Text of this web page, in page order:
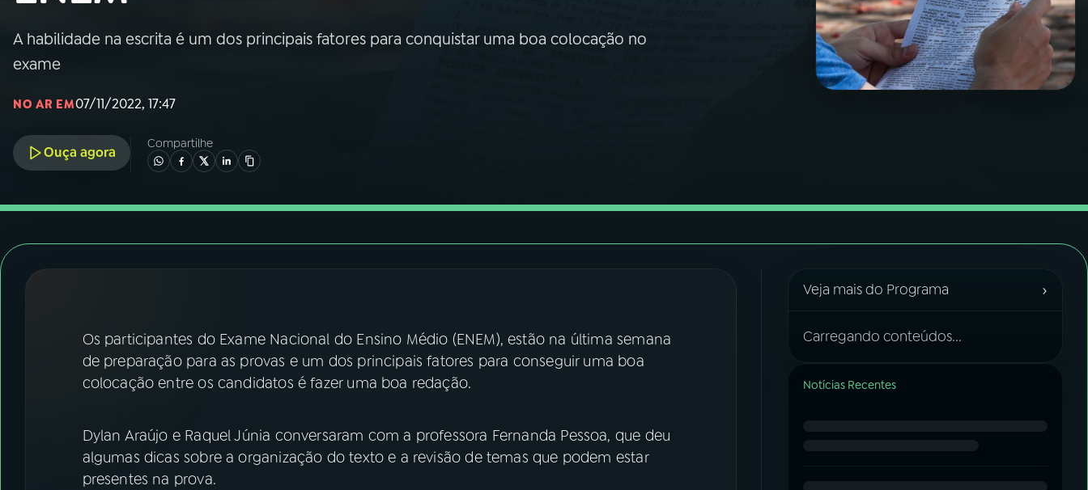
02A RÁDIO
04PROGRAMAS
06VIDEOCASTS
FESTIVAL DE MÚSICA
YouTube Facebook
Instagram X
A habilidade na escrita é um dos principais fatores para conquistar uma boa colocação no
exame
NO AR EM07/11/2022, 17:47
Ouça agora
Compartilhe
Os participantes do Exame Nacional do Ensino Médio (ENEM), estão na última semana
de preparação para as provas e um dos principais fatores para conseguir uma boa
colocação entre os candidatos é fazer uma boa redação.
Dylan Araújo e Raquel Júnia conversaram com a professora Fernanda Pessoa, que deu
algumas dicas sobre a organização do texto e a revisão de temas que podem estar
presentes na prova.
Veja mais do Programa ›
Carregando conteúdos...
Notícias Recentes